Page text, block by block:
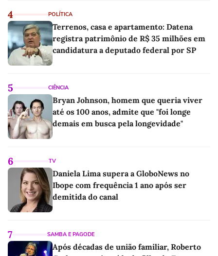
4 POLÍTICA
Terrenos, casa e apartamento: Datena
registra patrimônio de R$ 35 milhões em
candidatura a deputado federal por SP
5 CIÊNCIA
Bryan Johnson, homem que queria viver
até os 100 anos, admite que "foi longe
demais em busca pela longevidade"
6 TV
Daniela Lima supera a GloboNews no
Ibope com frequência 1 ano após ser
demitida do canal
7 SAMBA E PAGODE
Após décadas de união familiar, Roberto